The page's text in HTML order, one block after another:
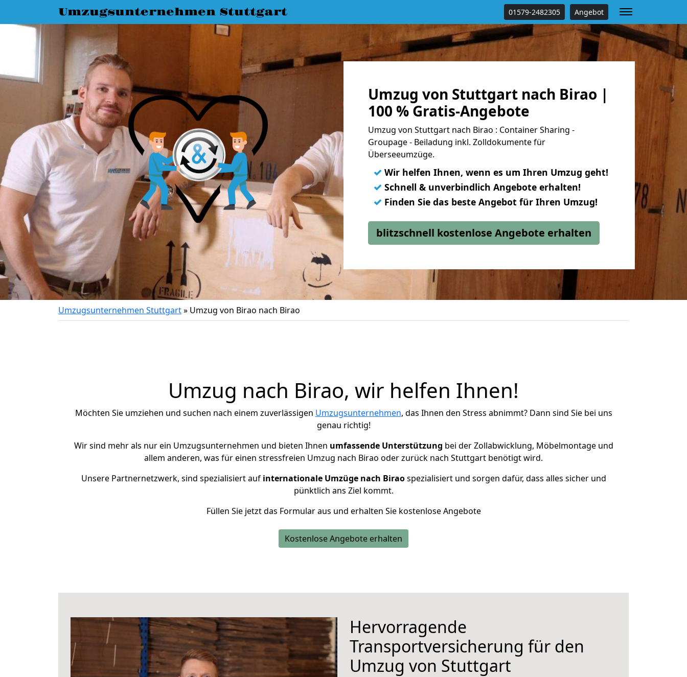
Umzugsunternehmen Stuttgart 01579-2482305 Angebot
Umzug von Stuttgart nach Birao |
100 % Gratis-Angebote
Umzug von Stuttgart nach Birao : Container Sharing -
Groupage - Beiladung inkl. Zolldokumente für
Überseeumzüge.
✓ Wir helfen Ihnen, wenn es um Ihren Umzug geht!
✓ Schnell & unverbindlich Angebote erhalten!
✓ Finden Sie das beste Angebot für Ihren Umzug!
blitzschnell kostenlose Angebote erhalten
Umzugsunternehmen Stuttgart» Umzug von Birao nach Birao
Umzug nach Birao, wir helfen Ihnen!
Möchten Sie umziehen und suchen nach einem zuverlässigen Umzugsunternehmen, das Ihnen den Stress abnimmt? Dann sind Sie bei uns
genau richtig!
Wir sind mehr als nur ein Umzugsunternehmen und bieten Ihnen umfassende Unterstützung bei der Zollabwicklung, Möbelmontage und
allem anderen, was für einen stressfreien Umzug nach Birao oder zurück nach Stuttgart benötigt wird.
Unsere Partnernetzwerk, sind spezialisiert auf internationale Umzüge nach Biraospezialisiert und sorgen dafür, dass alles sicher und
pünktlich ans Ziel kommt.
Füllen Sie jetzt das Formular aus und erhalten Sie kostenlose Angebote
Kostenlose Angebote erhalten
Hervorragende
Transportversicherung für den
Umzug von Stuttgart